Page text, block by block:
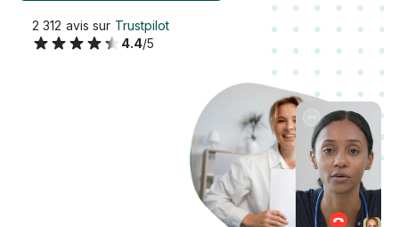
2 312 avis sur Trustpilot
4.4/5